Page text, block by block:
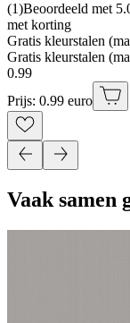
(1)Beoordeeld met
met korting
Gratis kleurstalen
Gratis kleurstalen
0.99
Prijs: 0.99 euro
Vaak samen